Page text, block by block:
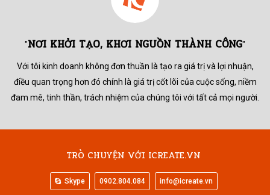
"NƠI KHỞI TẠO, KHƠI NGUỒN THÀNH CÔNG"
Với tôi kinh doanh không đơn thuần là tạo ra giá trị và lợi nhuận,
điều quan trọng hơn đó chính là giá trị cốt lõi của cuộc sống, niềm
đam mê, tinh thần, trách nhiệm của chúng tôi với tất cả mọi người.
TRÒ CHUYỆN VỚI ICREATE.VN
Skype 0902.804.084 info@icreate.vn